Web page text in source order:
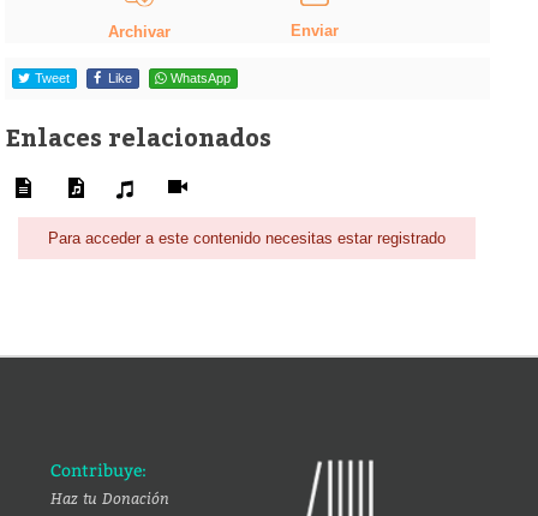
Archivar Enviar
Tweet Like WhatsApp
Enlaces relacionados
Para acceder a este contenido necesitas estar registrado
Contribuye:
Haz tu Donación